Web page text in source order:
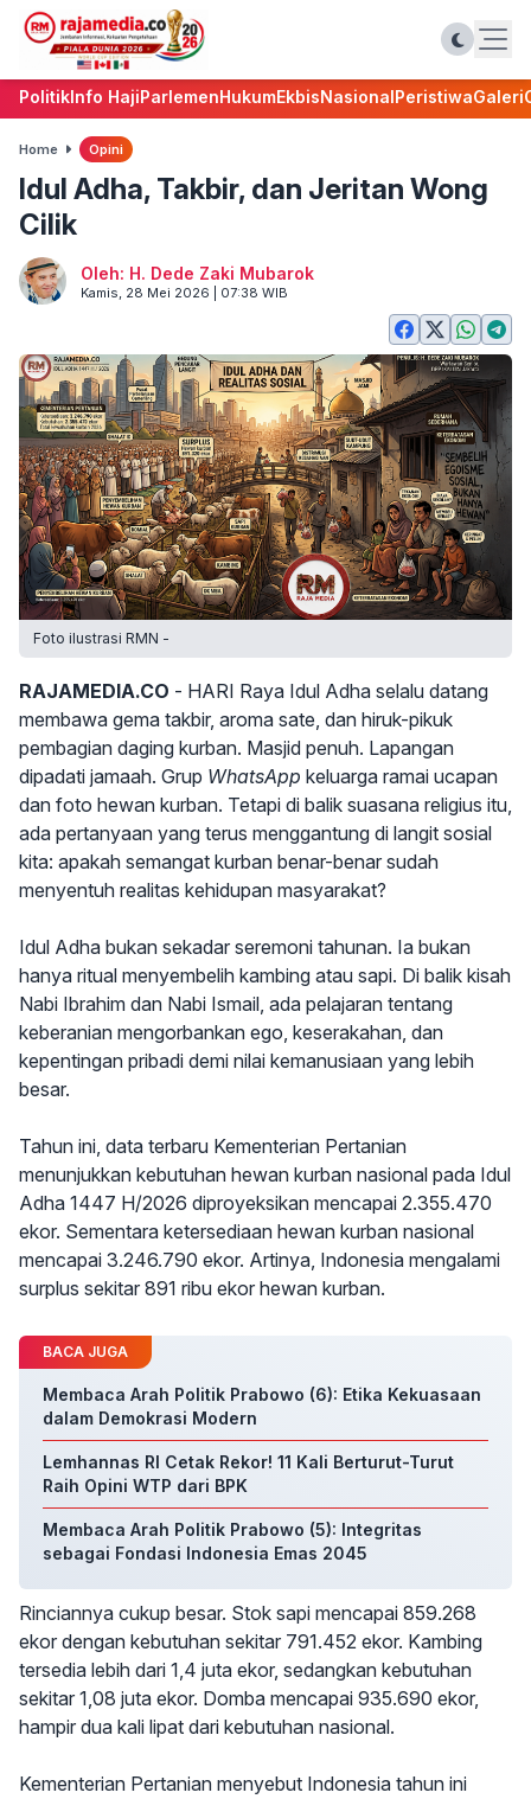
PolitikInfo HajiParlemenHukumEkbisNasionalPeristiwaGaleri
Home Opini
Idul Adha, Takbir, dan Jeritan Wong
Cilik
Oleh: H. Dede Zaki Mubarok
Kamis, 28 Mei 2026 | 07:38 WIB
Foto ilustrasi RMN -
RAJAMEDIA.CO - HARI Raya Idul Adha selalu datang
membawa gema takbir, aroma sate, dan hiruk-pikuk
pembagian daging kurban. Masjid penuh. Lapangan
dipadati jamaah. Grup WhatsApp keluarga ramai ucapan
dan foto hewan kurban. Tetapi di balik suasana religius itu,
ada pertanyaan yang terus menggantung di langit sosial
kita: apakah semangat kurban benar-benar sudah
menyentuh realitas kehidupan masyarakat?
Idul Adha bukan sekadar seremoni tahunan. Ia bukan
hanya ritual menyembelih kambing atau sapi. Di balik kisah
Nabi Ibrahim dan Nabi Ismail, ada pelajaran tentang
keberanian mengorbankan ego, keserakahan, dan
kepentingan pribadi demi nilai kemanusiaan yang lebih
besar.
Tahun ini, data terbaru Kementerian Pertanian
menunjukkan kebutuhan hewan kurban nasional pada Idul
Adha 1447 H/2026 diproyeksikan mencapai 2.355.470
ekor. Sementara ketersediaan hewan kurban nasional
mencapai 3.246.790 ekor. Artinya, Indonesia mengalami
surplus sekitar 891 ribu ekor hewan kurban.
BACA JUGA
Membaca Arah Politik Prabowo (6): Etika Kekuasaan
dalam Demokrasi Modern
Lemhannas RI Cetak Rekor! 11 Kali Berturut-Turut
Raih Opini WTP dari BPK
Membaca Arah Politik Prabowo (5): Integritas
sebagai Fondasi Indonesia Emas 2045
Rinciannya cukup besar. Stok sapi mencapai 859.268
ekor dengan kebutuhan sekitar 791.452 ekor. Kambing
tersedia lebih dari 1,4 juta ekor, sedangkan kebutuhan
sekitar 1,08 juta ekor. Domba mencapai 935.690 ekor,
hampir dua kali lipat dari kebutuhan nasional.
Kementerian Pertanian menyebut Indonesia tahun ini